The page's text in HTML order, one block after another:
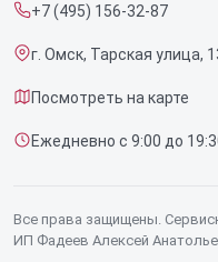
Срочный ремонт
Доставка и способы
Диагностика
Контакты
Секвенсоров
+7 (495) 156-32-87
г. Омск, Тарская улица,
Посмотреть на карте
Ежедневно с 9:00 до
Все права защищены.
ИП Фадеев Алексей